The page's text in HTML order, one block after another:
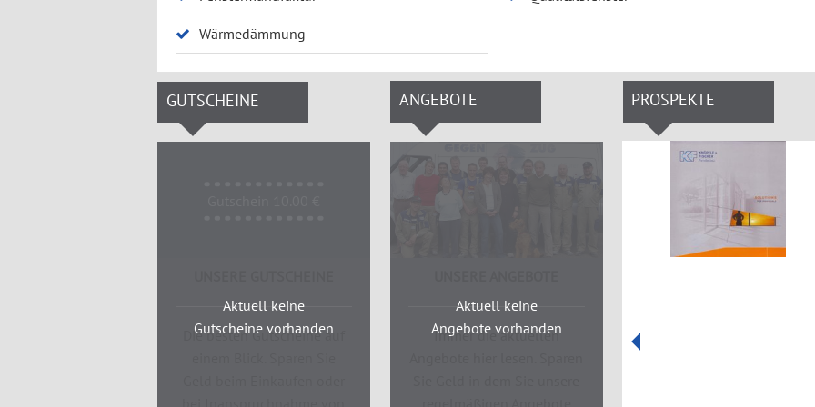
Wärmedämmung
GUTSCHEINE
Aktuell keine
Gutscheine vorhanden
Die besten Gutscheine auf
ANGEBOTE
Aktuell keine
Angebote vorhanden
Immer die aktuellen
PROSPEKTE